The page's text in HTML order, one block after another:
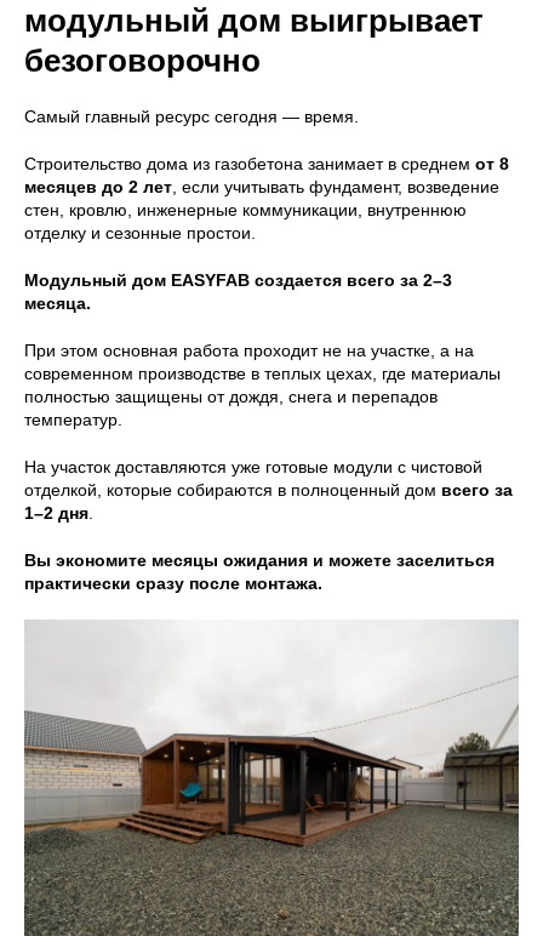
модульный дом выигрывает
безоговорочно
Самый главный ресурс сегодня — время.
Строительство дома из газобетона занимает в среднем от 8
месяцев до 2 лет , если учитывать фундамент, возведение
стен, кровлю, инженерные коммуникации, внутреннюю
отделку и сезонные простои.
Модульный дом EASYFAB создается всего за 2–3
месяца.
При этом основная работа проходит не на участке, а на
современном производстве в теплых цехах, где материалы
полностью защищены от дождя, снега и перепадов
температур.
На участок доставляются уже готовые модули с чистовой
отделкой, которые собираются в полноценный дом всего за
1–2 дня
Вы экономите месяцы ожидания и можете заселиться
практически сразу после монтажа.